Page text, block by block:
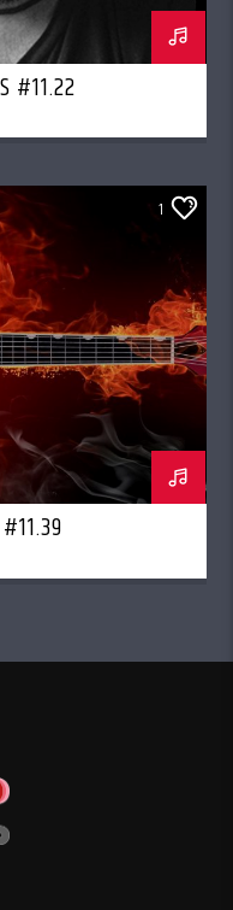
#11.22
1
#11.39